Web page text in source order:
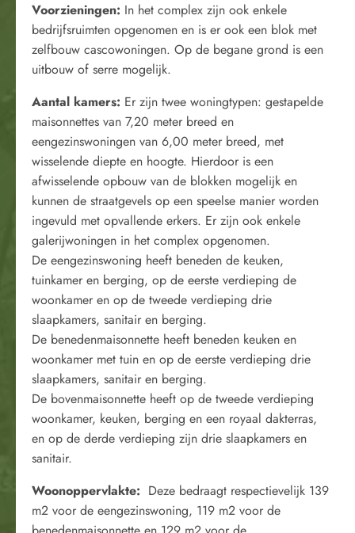
Voorzieningen: In het complex zijn ook enkele
bedrijfsruimten opgenomen en is er ook een blok met
zelfbouw cascowoningen. Op de begane grond is een
uitbouw of serre mogelijk.
Aantal kamers: Er zijn twee woningtypen: gestapelde
maisonnettes van 7,20 meter breed en
eengezinswoningen van 6,00 meter breed, met
wisselende diepte en hoogte. Hierdoor is een
afwisselende opbouw van de blokken mogelijk en
kunnen de straatgevels op een speelse manier worden
ingevuld met opvallende erkers. Er zijn ook enkele
galerijwoningen in het complex opgenomen.
De eengezinswoning heeft beneden de keuken,
tuinkamer en berging, op de eerste verdieping de
woonkamer en op de tweede verdieping drie
slaapkamers, sanitair en berging.
De benedenmaisonnette heeft beneden keuken en
woonkamer met tuin en op de eerste verdieping drie
slaapkamers, sanitair en berging.
De bovenmaisonnette heeft op de tweede verdieping
woonkamer, keuken, berging en een royaal dakterras,
en op de derde verdieping zijn drie slaapkamers en
sanitair.
Woonoppervlakte: Deze bedraagt respectievelijk 139
m2 voor de eengezinswoning, 119 m2 voor de